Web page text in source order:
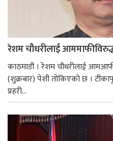
रेशम चौधरीलाई
काठमाडौं । रेशम चौधरीलाई
(शुक्रबार) पेशी तोकिएको छ ।
प्रहरी...